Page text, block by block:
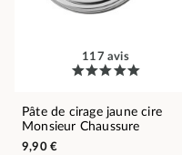
117 avis
Pâte de cirage jaune cire
Monsieur Chaussure
9,90 €